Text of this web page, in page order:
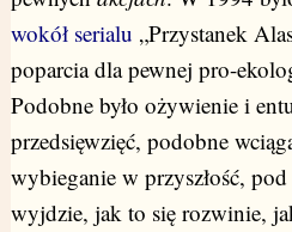
wokół serialu „Przystanek
poparcia dla pewnej pro-
Podobne było ożywienie i
przedsięwzięć, podobne
wybieganie w przyszłość, pod
wyjdzie, jak to się rozwinie,